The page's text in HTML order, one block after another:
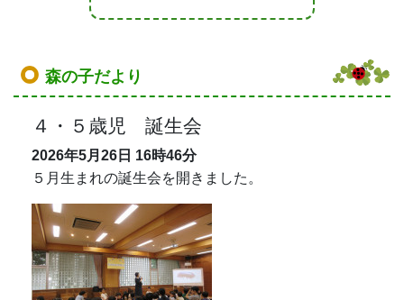
森の子だより
４・５歳児 誕生会
2026年5月26日 16時46分
５月生まれの誕生会を開きました。